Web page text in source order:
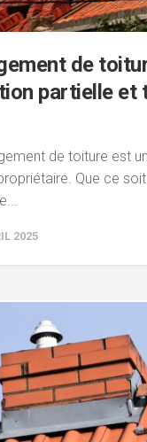
de
partielle et
de toiture est
Que ce
2025